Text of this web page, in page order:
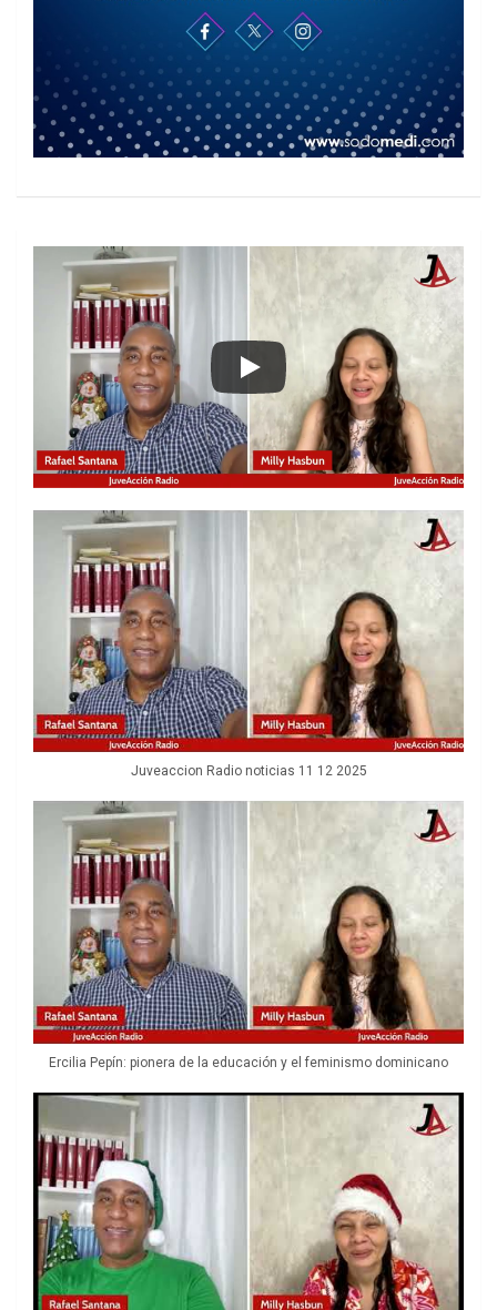
Juveaccion Radio noticias 11 12 2025
Ercilia Pepín: pionera de la educación y el feminismo dominicano